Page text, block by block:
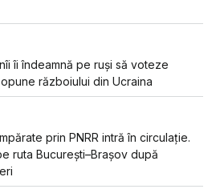
îi îndeamnă pe ruși să voteze
războiului din Ucraina
prin PNRR intră în circulație.
ruta București–Brașov după